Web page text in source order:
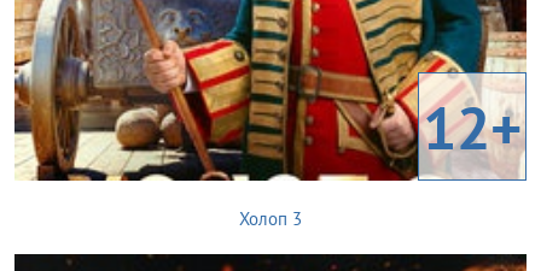
12+
Холоп 3